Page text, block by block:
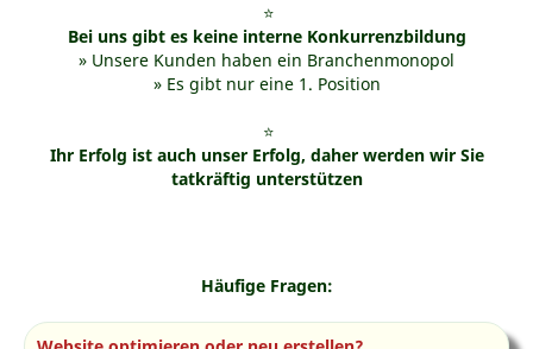
⭐
Bei uns gibt es keine interne Konkurrenzbildung
» Unsere Kunden haben ein Branchenmonopol
» Es gibt nur eine 1. Position
⭐
Ihr Erfolg ist auch unser Erfolg, daher werden wir Sie
tatkräftig unterstützen
Häufige Fragen: